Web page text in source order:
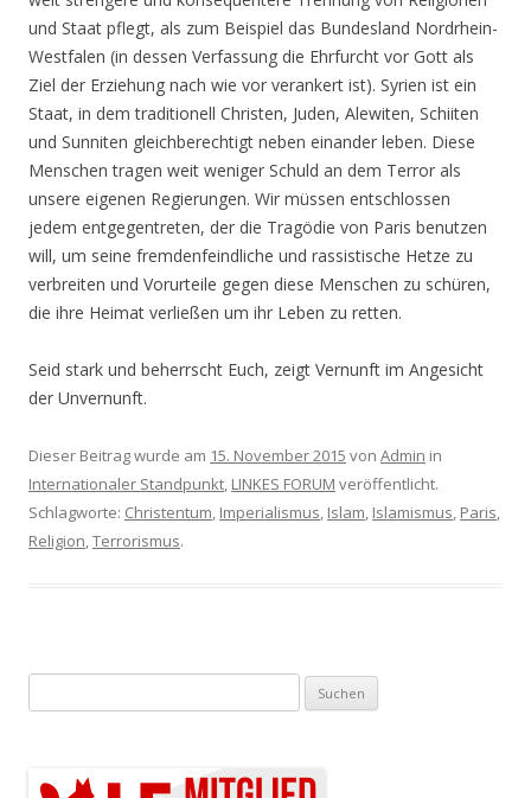
und Staat pflegt, als zum Beispiel das Bundesland Nordrhein-
Westfalen (in dessen Verfassung die Ehrfurcht vor Gott als
Ziel der Erziehung nach wie vor verankert ist). Syrien ist ein
Staat, in dem traditionell Christen, Juden, Alewiten, Schiiten
und Sunniten gleichberechtigt neben einander leben. Diese
Menschen tragen weit weniger Schuld an dem Terror als
unsere eigenen Regierungen. Wir müssen entschlossen
jedem entgegentreten, der die Tragödie von Paris benutzen
will, um seine fremdenfeindliche und rassistische Hetze zu
verbreiten und Vorurteile gegen diese Menschen zu schüren,
die ihre Heimat verließen um ihr Leben zu retten.
Seid stark und beherrscht Euch, zeigt Vernunft im Angesicht
der Unvernunft.
Dieser Beitrag wurde am 15. November 2015 von Admin in
Internationaler Standpunkt, LINKES FORUM veröffentlicht.
Schlagworte: Christentum, Imperialismus, Islam, Islamismus, Paris,
Religion,Terrorismus.